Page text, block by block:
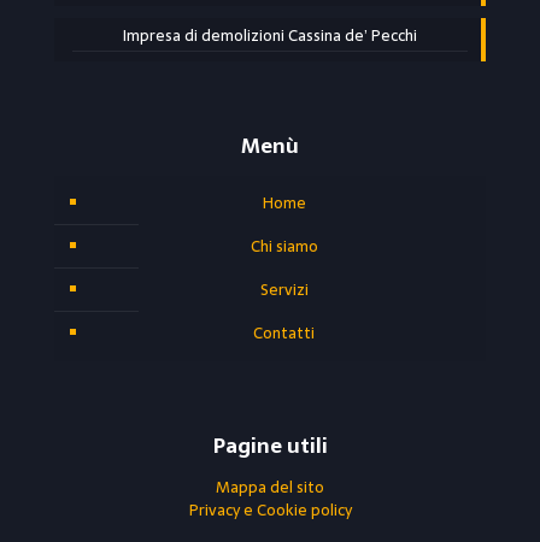
Impresa di demolizioni Cassina de’ Pecchi
Menù
Home
Chi siamo
Servizi
Contatti
Pagine utili
Mappa del sito
Privacy e Cookie policy